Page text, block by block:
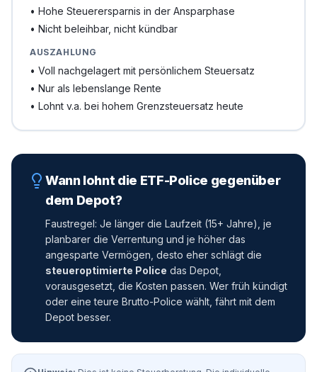
• Hohe Steuerersparnis in der Ansparphase
• Nicht beleihbar, nicht kündbar
AUSZAHLUNG
• Voll nachgelagert mit persönlichem Steuersatz
• Nur als lebenslange Rente
• Lohnt v.a. bei hohem Grenzsteuersatz heute
Wann lohnt die ETF-Police gegenüber
dem Depot?
Faustregel: Je länger die Laufzeit (15+ Jahre), je
planbarer die Verrentung und je höher das
angesparte Vermögen, desto eher schlägt die
steueroptimierte Police das Depot,
vorausgesetzt, die Kosten passen. Wer früh kündigt
oder eine teure Brutto-Police wählt, fährt mit dem
Depot besser.